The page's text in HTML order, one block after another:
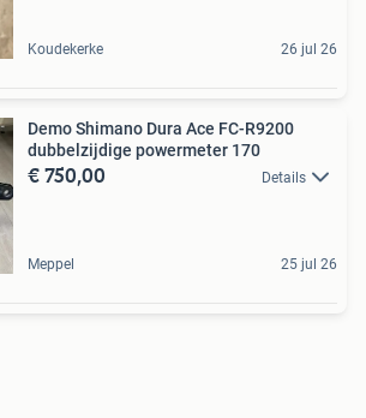
Koudekerke 26 jul 26
Demo Shimano Dura Ace FC-R9200
dubbelzijdige powermeter 170
€ 750,00 Details
Meppel 25 jul 26